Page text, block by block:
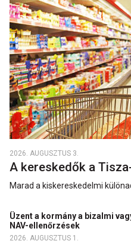
2026. AUGUSZTUS 3.
A kereskedők a
Marad a kiskereskedelmi
Üzent a kormány a bizalmi
NAV-ellenőrzések
2026. AUGUSZTUS 1.